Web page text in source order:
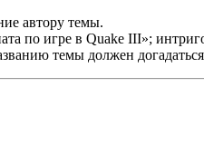
автору темы.
по игре в Quake III»;
темы должен